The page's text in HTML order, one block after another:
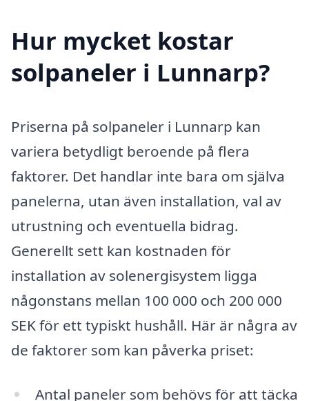
Hur mycket kostar
solpaneler i Lunnarp?
Priserna på solpaneler i Lunnarp kan
variera betydligt beroende på flera
faktorer. Det handlar inte bara om själva
panelerna, utan även installation, val av
utrustning och eventuella bidrag.
Generellt sett kan kostnaden för
installation av solenergisystem ligga
någonstans mellan 100 000 och 200 000
SEK för ett typiskt hushåll. Här är några av
de faktorer som kan påverka priset:
Antal paneler som behövs för att täcka